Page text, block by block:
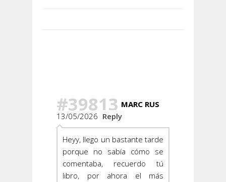
#39813 MARC RUS
13/05/2026 Reply
Heyy, llego un bastante tarde
porque no sabía cómo se
comentaba, recuerdo tú
libro, por ahora el más